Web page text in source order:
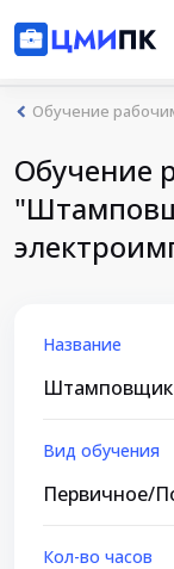
Обучение
Обучение
Название
Штамповщик
Вид обучения
Первичное/
Кол-во часов